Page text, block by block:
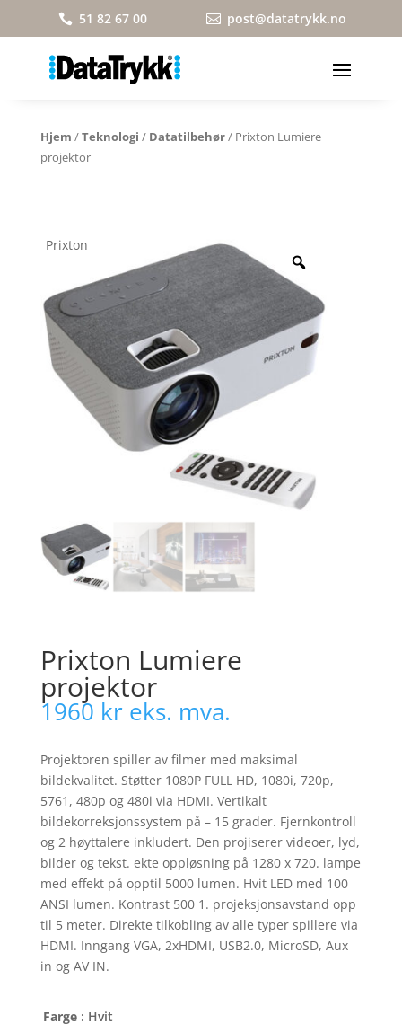
 51 82 67 00  post@datatrykk.no
Hjem /Teknologi / Datatilbehør/ Prixton Lumiere
projektor
Prixton
Prixton Lumiere
projektor
1960 kr eks. mva.
Projektoren spiller av filmer med maksimal
bildekvalitet. Støtter 1080P FULL HD, 1080i, 720p,
5761, 480p og 480i via HDMI. Vertikalt
bildekorreksjonssystem på – 15 grader. Fjernkontroll
og 2 høyttalere inkludert. Den projiserer videoer, lyd,
bilder og tekst. ekte oppløsning på 1280 x 720. lampe
med effekt på opptil 5000 lumen. Hvit LED med 100
ANSI lumen. Kontrast 500 1. projeksjonsavstand opp
til 5 meter. Direkte tilkobling av alle typer spillere via
HDMI. Inngang VGA, 2xHDMI, USB2.0, MicroSD, Aux
in og AV IN.
Farge : Hvit